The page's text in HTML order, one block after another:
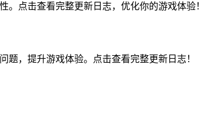
。点击查看完整更新日志，优化你的游戏体验！
题，提升游戏体验。点击查看完整更新日志！